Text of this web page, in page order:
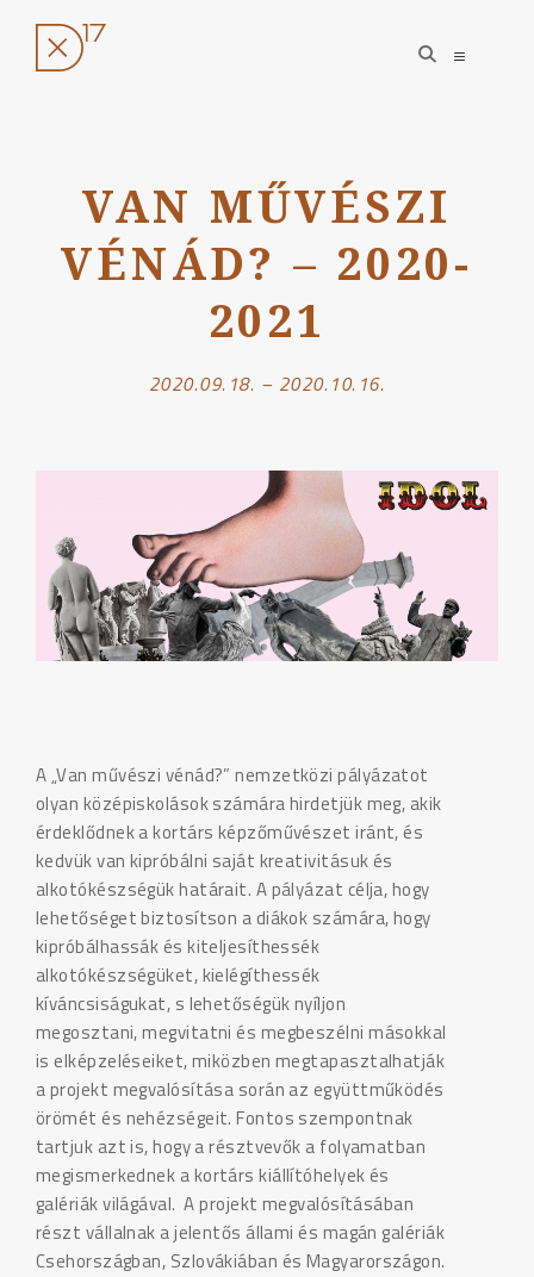
tartalomhoz
open
search
open
VAN MŰVÉSZI
VÉNÁD? – 2020-
2021
2020.09.18. – 2020.10.16.
A „Van művészi vénád?” nemzetközi pályázatot
olyan középiskolások számára hirdetjük meg, akik
érdeklődnek a kortárs képzőművészet iránt, és
kedvük van kipróbálni saját kreativitásuk és
alkotókészségük határait. A pályázat célja, hogy
lehetőséget biztosítson a diákok számára, hogy
kipróbálhassák és kiteljesíthessék
alkotókészségüket, kielégíthessék
kíváncsiságukat, s lehetőségük nyíljon
megosztani, megvitatni és megbeszélni másokkal
is elképzeléseiket, miközben megtapasztalhatják
a projekt megvalósítása során az együttműködés
örömét és nehézségeit. Fontos szempontnak
tartjuk azt is, hogy a résztvevők a folyamatban
megismerkednek a kortárs kiállítóhelyek és
galériák világával. A projekt megvalósításában
részt vállalnak a jelentős állami és magán galériák
Csehországban, Szlovákiában és Magyarországon.